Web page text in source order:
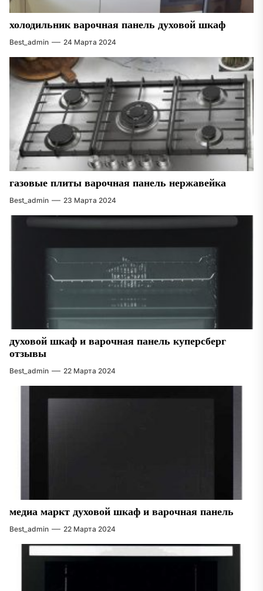
холодильник варочная панель духовой шкаф
Best_admin 24 Марта 2024
газовые плиты варочная панель нержавейка
Best_admin 23 Марта 2024
духовой шкаф и варочная панель куперсберг
отзывы
Best_admin 22 Марта 2024
медиа маркт духовой шкаф и варочная панель
Best_admin 22 Марта 2024